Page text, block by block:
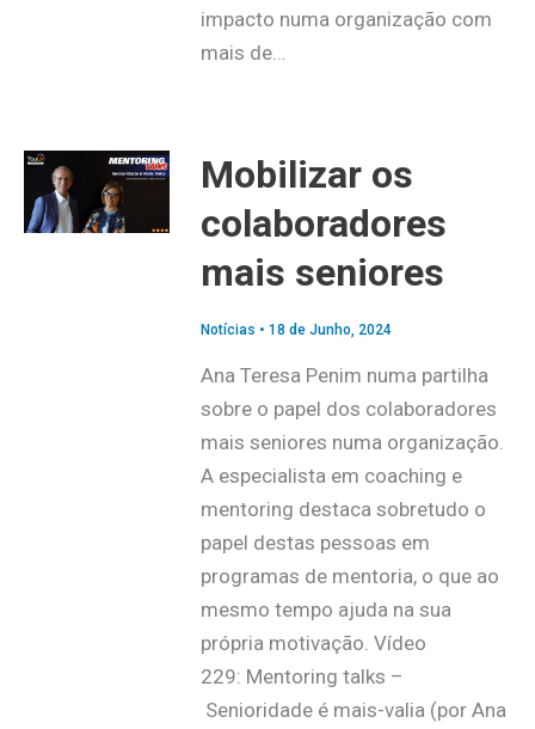
impacto numa organização com
mais de…
Mobilizar os
colaboradores
mais seniores
Notícias • 18 de Junho, 2024
Ana Teresa Penim numa partilha
sobre o papel dos colaboradores
mais seniores numa organização.
A especialista em coaching e
mentoring destaca sobretudo o
papel destas pessoas em
programas de mentoria, o que ao
mesmo tempo ajuda na sua
própria motivação. Vídeo
229: Mentoring talks –
Senioridade é mais-valia (por Ana